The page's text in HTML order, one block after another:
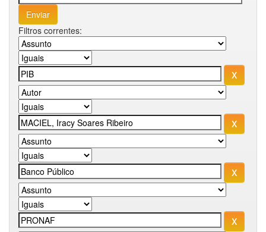
Filtros correntes: